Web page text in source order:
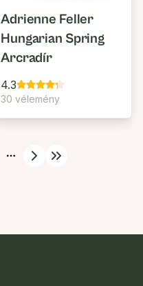
Adrienne Feller
Hungarian Spring
Arcradír
4.3
30 vélemény
More pages